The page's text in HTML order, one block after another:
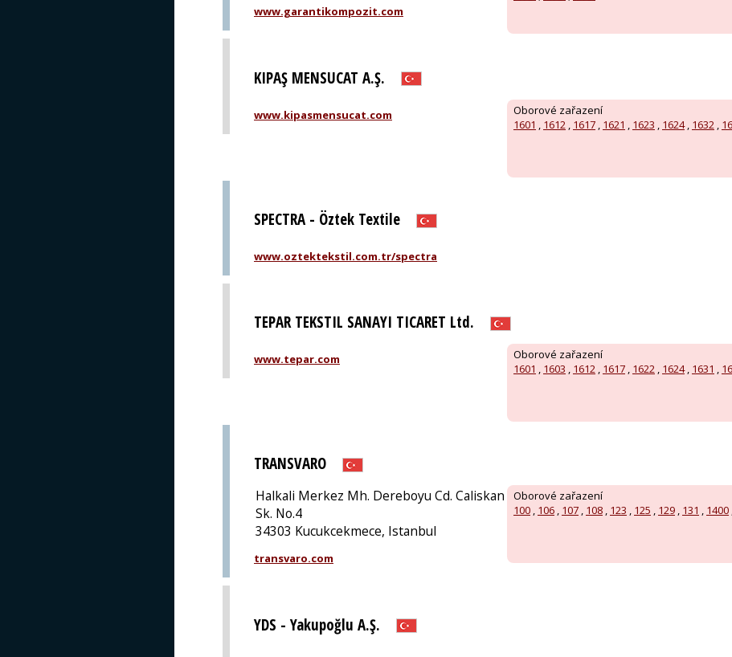
www.garantikompozit.com
KIPAŞ MENSUCAT A.Ş.
Oborové zařazení
1601
1612 1617 1621 1623 1624, 1632
www.kipasmensucat.com
SPECTRA - Öztek Textile
www.oztektekstil.com.tr/spectra
TEPAR TEKSTIL SANAYI TICARET Ltd.
Oborové zařazení
1601 , 1603 , 1612 , 1617 , 1622 , 1624, 1631 ,
www.tepar.com
TRANSVARO
Oborové zařazení
100 , 106 , 107 , 108 , 123 , 125 , 129 , 131 , 1400
Halkali Merkez Mh. Dereboyu Cd. Caliskan
Sk. No.4
34303 Kucukcekmece, Istanbul
transvaro.com
YDS - Yakupoğlu A.Ş.